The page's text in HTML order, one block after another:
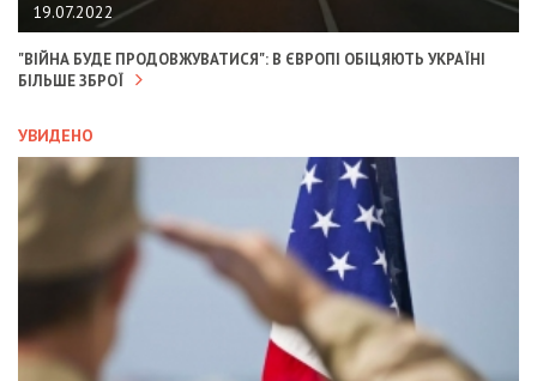
19.07.2022
"ВІЙНА БУДЕ ПРОДОВЖУВАТИСЯ": В ЄВРОПІ ОБІЦЯЮТЬ УКРАЇНІ
БІЛЬШЕ ЗБРОЇ
УВИДЕНО